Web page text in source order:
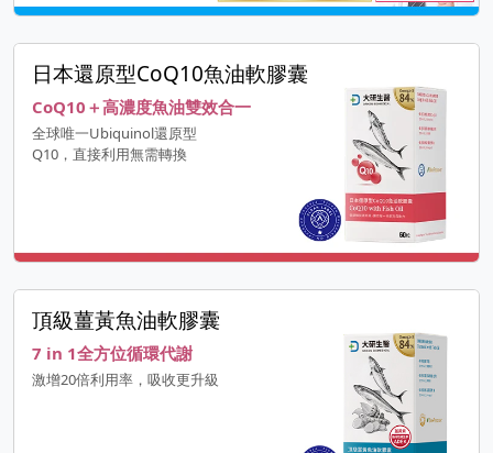
日本還原型CoQ10魚油軟膠囊
CoQ10＋高濃度魚油雙效合一
全球唯一Ubiquinol還原型
Q10，直接利用無需轉換
頂級薑黃魚油軟膠囊
7 in 1全方位循環代謝
激增20倍利用率，吸收更升級